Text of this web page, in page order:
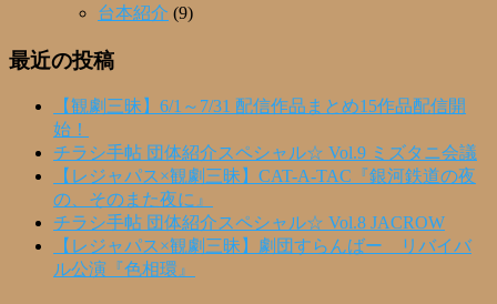
台本紹介 (9)
最近の投稿
【観劇三昧】6/1～7/31 配信作品まとめ15作品配信開
始！
チラシ手帖 団体紹介スペシャル☆ Vol.9 ミズタニ会議
【レジャパス×観劇三昧】CAT-A-TAC『銀河鉄道の夜
の、そのまた夜に』
チラシ手帖 団体紹介スペシャル☆ Vol.8 JACROW
【レジャパス×観劇三昧】劇団すらんばー リバイバ
ル公演『色相環』